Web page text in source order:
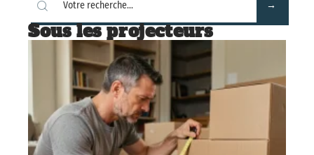
Sous les projecteurs